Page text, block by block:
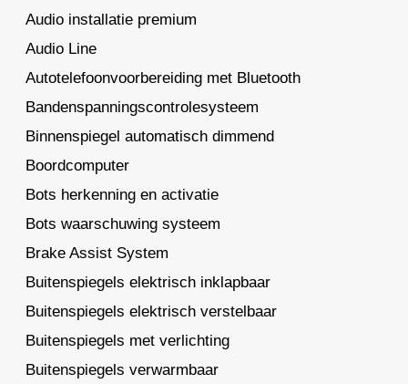
Audio installatie premium
Audio Line
Autotelefoonvoorbereiding met Bluetooth
Bandenspanningscontrolesysteem
Binnenspiegel automatisch dimmend
Boordcomputer
Bots herkenning en activatie
Bots waarschuwing systeem
Brake Assist System
Buitenspiegels elektrisch inklapbaar
Buitenspiegels elektrisch verstelbaar
Buitenspiegels met verlichting
Buitenspiegels verwarmbaar